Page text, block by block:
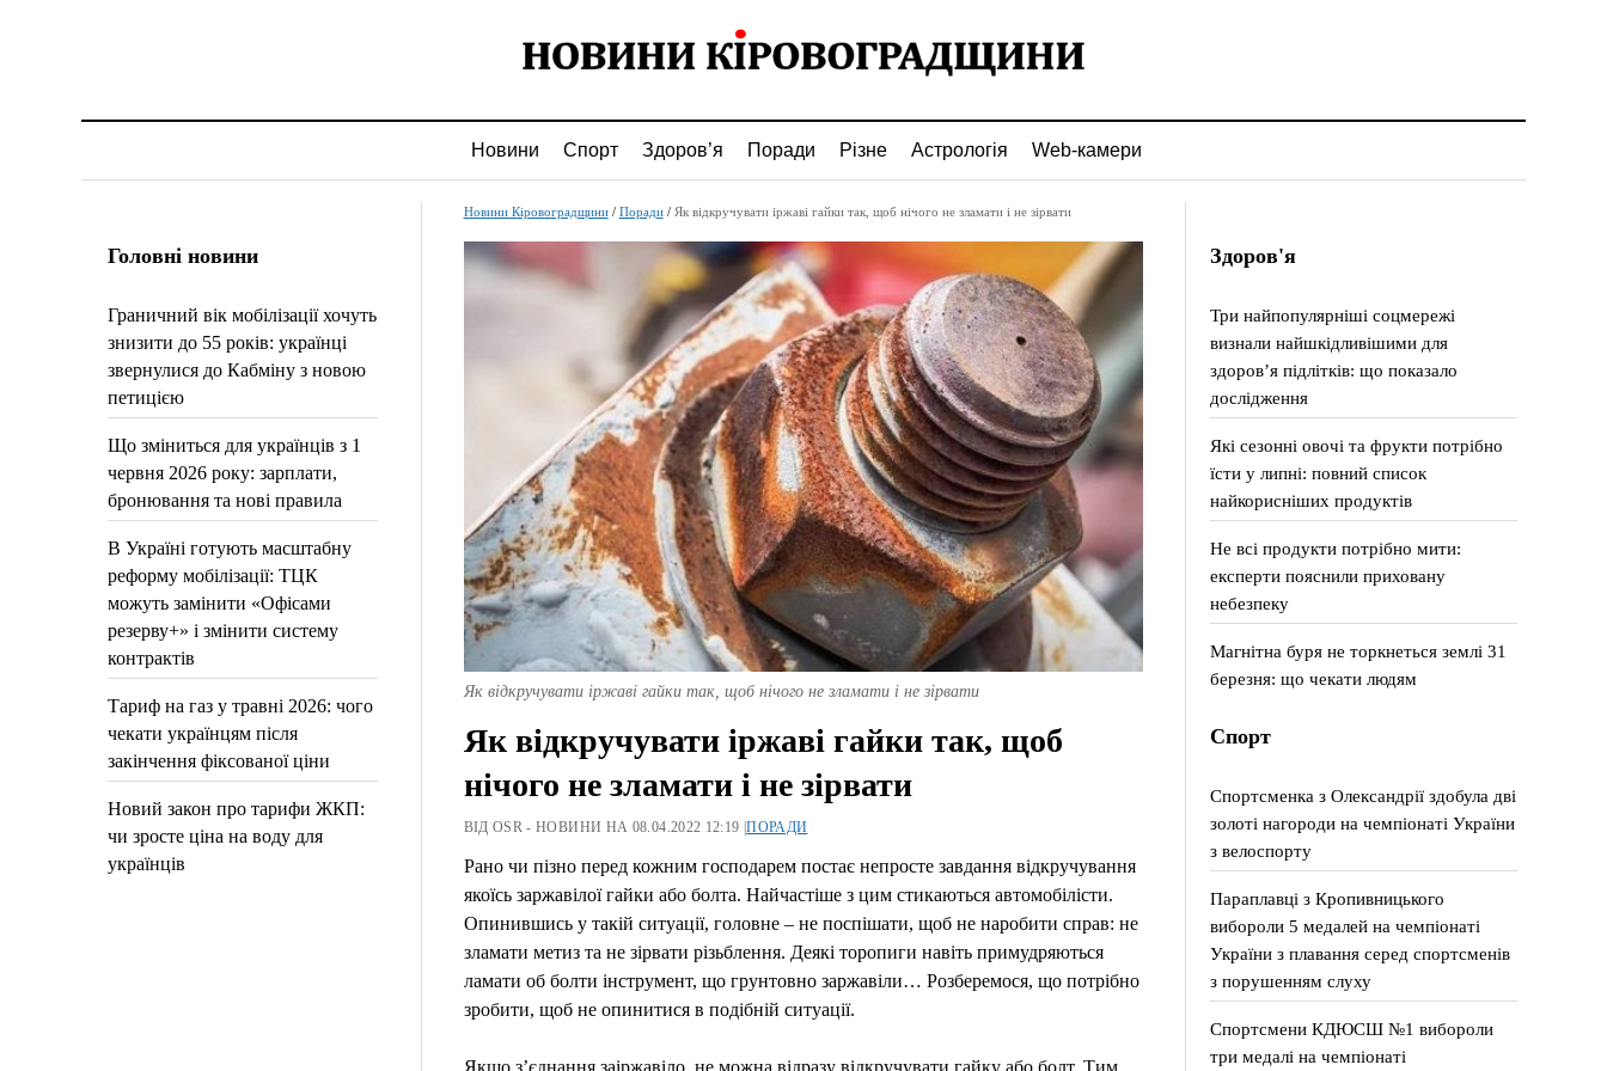
Новини Спорт Здоров’я Поради Різне Астрологія Web-камери
Головні новини
Граничний вік мобілізації хочуть
знизити до 55 років: українці
звернулися до Кабміну з новою
петицією
Що зміниться для українців з 1
червня 2026 року: зарплати,
бронювання та нові правила
В Україні готують масштабну
реформу мобілізації: ТЦК
можуть замінити «Офісами
резерву+» і змінити систему
контрактів
Тариф на газ у травні 2026: чого
чекати українцям після
закінчення фіксованої ціни
Новий закон про тарифи ЖКП:
чи зросте ціна на воду для
українців
Новини Кіровоградщини/ Поради/ Як відкручувати іржаві гайки так, щоб нічого не зламати і не зірвати
Як відкручувати іржаві гайки так, щоб нічого не зламати і не зірвати
Як відкручувати іржаві гайки так, щоб
нічого не зламати і не зірвати
ВІД OSR - НОВИНИ НА 08.04.2022 12:19 |ПОРАДИ
Рано чи пізно перед кожним господарем постає непросте завдання відкручування
якоїсь заржавілої гайки або болта. Найчастіше з цим стикаються автомобілісти.
Опинившись у такій ситуації, головне – не поспішати, щоб не наробити справ: не
зламати метиз та не зірвати різьблення. Деякі торопиги навіть примудряються
ламати об болти інструмент, що грунтовно заржавіли… Розберемося, що потрібно
зробити, щоб не опинитися в подібній ситуації.
Здоров'я
Три найпопулярніші соцмережі
визнали найшкідливішими для
здоров’я підлітків: що показало
дослідження
Які сезонні овочі та фрукти потрібно
їсти у липні: повний список
найкорисніших продуктів
Не всі продукти потрібно мити:
експерти пояснили приховану
небезпеку
Магнітна буря не торкнеться землі 31
березня: що чекати людям
Спорт
Спортсменка з Олександрії здобула дві
золоті нагороди на чемпіонаті України
з велоспорту
Параплавці з Кропивницького
вибороли 5 медалей на чемпіонаті
України з плавання серед спортсменів
з порушенням слуху
Спортсмени КДЮСШ №1 вибороли
три медалі на чемпіонаті